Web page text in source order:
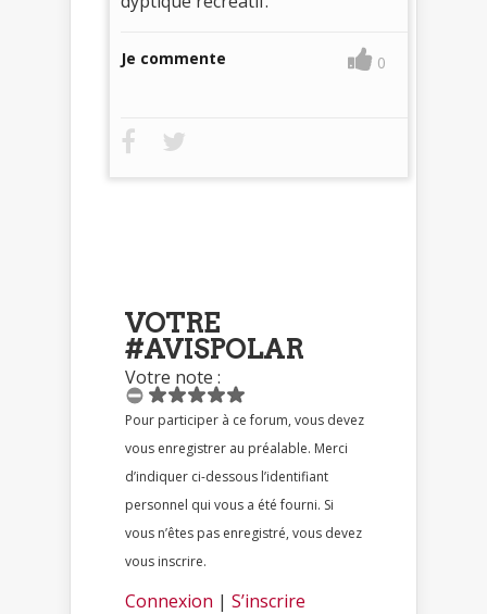
Je commente 0
VOTRE
#AVISPOLAR
Votre note :
Pour participer à ce forum, vous devez
vous enregistrer au préalable. Merci
d’indiquer ci-dessous l’identifiant
personnel qui vous a été fourni. Si
vous n’êtes pas enregistré, vous devez
vous inscrire.
Connexion | S’inscrire